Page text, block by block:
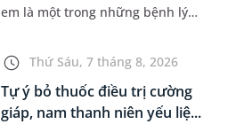
em là một trong những bệnh lý
bùng phát vào thời điểm giao mùa.
Khi những tổn thương ban đầ...
Thứ Sáu, 7 tháng 8, 2026
Tự ý bỏ thuốc điều trị cường
giáp, nam thanh niên yếu liệ...